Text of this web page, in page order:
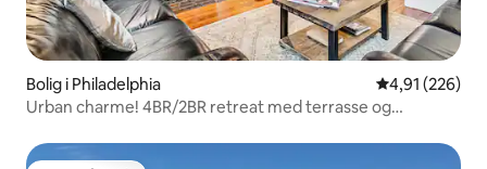
Bolig i Philadelphia 4,91 ud af 5 i
4,91 (226)
Urban charme! 4BR/2BR retreat med terrasse og